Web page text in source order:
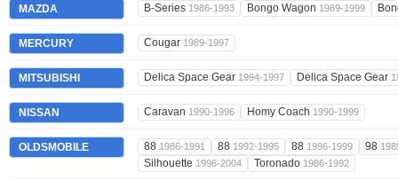
MAZDA B-Series 1986-1993 Bongo Wagon 1989-1999
MERCURY Cougar 1989-1997
MITSUBISHI Delica Space Gear 1994-1997 Delica Space Gear
NISSAN Caravan 1990-1996 Homy Coach 1990-1999
OLDSMOBILE 88 1986-1991 88 1992-1995 88 1996-1999 98
Silhouette 1996-2004 Toronado 1986-1992